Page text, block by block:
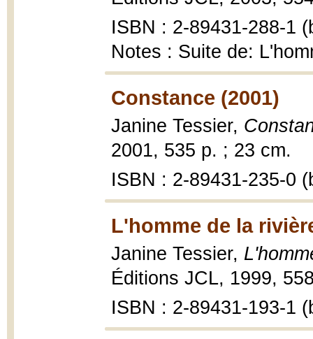
ISBN : 2-89431-288-1
Notes : Suite de:
Constance (2001)
Janine Tessier,
2001, 535 p. ; 23 cm.
ISBN : 2-89431-235-0
L'homme de la
Janine Tessier,
Éditions JCL, 1999,
ISBN : 2-89431-193-1